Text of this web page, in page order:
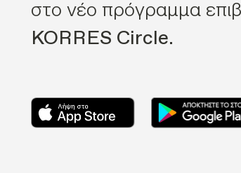
στο νέο πρόγραμμα
KORRES Circle.